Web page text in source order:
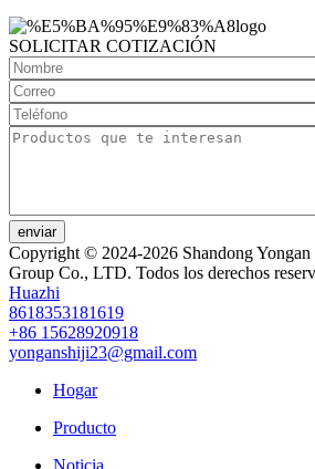
SOLICITAR COTIZACIÓN
enviar
Copyright © 2024-2026 Shandong
Group Co., LTD. Todos los derechos
Huazhi
8618353181619
+86 15628920918
yonganshiji23@gmail.com
Hogar
Producto